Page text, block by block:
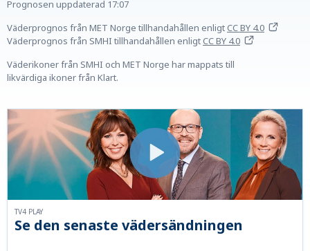
Prognosen uppdaterad 17:07
Väderprognos från MET Norge tillhandahållen enligtCC BY 4.0
Väderprognos från SMHI tillhandahållen enligtCC BY 4.0
Väderikoner från SMHI och MET Norge har mappats till
likvärdiga ikoner från Klart.
Se den senaste vädersändningen
TV4 PLAY